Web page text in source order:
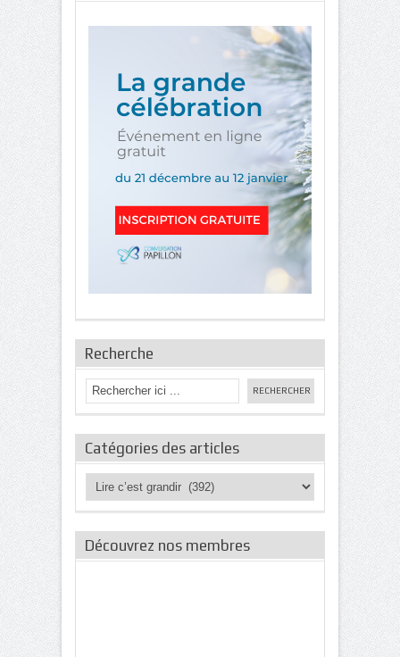
Recherche
Catégories des articles
Catégories
des
Découvrez nos membres